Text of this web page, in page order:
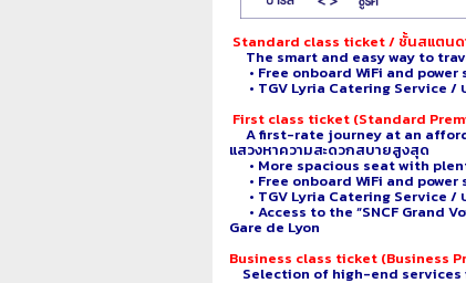
Standard class ticket / ชั้นสแตนด
The smart and easy way to
• Free onboard WiFi and power
• TGV Lyria Catering Service /
First class ticket (Standard
A first-rate journey at an
แสวงหาความสะดวกสบายสูงสุด
• More spacious seat with
• Free onboard WiFi and power
• TGV Lyria Catering Service /
• Access to the “SNCF Grand
Gare de Lyon
Business class ticket (Business
Selection of high-end services